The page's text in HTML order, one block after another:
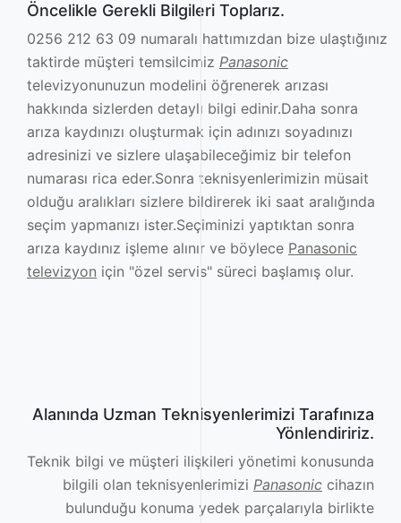
Öncelikle Gerekli Bilgileri Toplarız.
0256 212 63 09 numaralı hattımızdan bize ulaştığınız
taktirde müşteri temsilcimiz Panasonic
televizyonunuzun modelini öğrenerek arızası
hakkında sizlerden detaylı bilgi edinir.Daha sonra
arıza kaydınızı oluşturmak için adınızı soyadınızı
adresinizi ve sizlere ulaşabileceğimiz bir telefon
numarası rica eder.Sonra teknisyenlerimizin müsait
olduğu aralıkları sizlere bildirerek iki saat aralığında
seçim yapmanızı ister.Seçiminizi yaptıktan sonra
arıza kaydınız işleme alınır ve böylece Panasonic
televizyon için "özel servis" süreci başlamış olur.
Alanında Uzman Teknisyenlerimizi Tarafınıza
Yönlendiririz.
Teknik bilgi ve müşteri ilişkileri yönetimi konusunda
bilgili olan teknisyenlerimizi Panasonic cihazın
bulunduğu konuma yedek parçalarıyla birlikte